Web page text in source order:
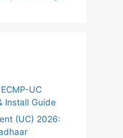
UC
Install Guide
(UC) 2026: